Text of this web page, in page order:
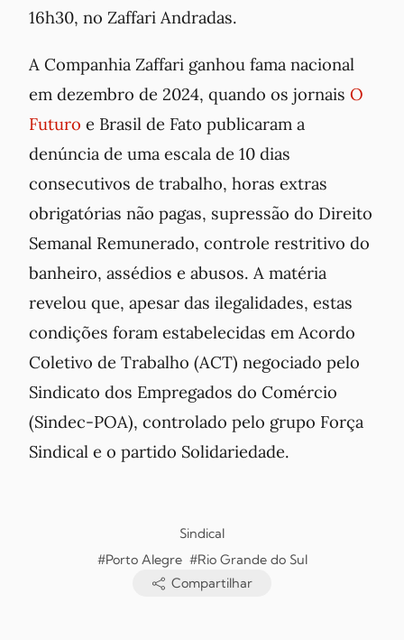
16h30, no Zaffari Andradas.
A Companhia Zaffari ganhou fama nacional
em dezembro de 2024, quando os jornais O
Futuro e Brasil de Fato publicaram a
denúncia de uma escala de 10 dias
consecutivos de trabalho, horas extras
obrigatórias não pagas, supressão do Direito
Semanal Remunerado, controle restritivo do
banheiro, assédios e abusos. A matéria
revelou que, apesar das ilegalidades, estas
condições foram estabelecidas em Acordo
Coletivo de Trabalho (ACT) negociado pelo
Sindicato dos Empregados do Comércio
(Sindec-POA), controlado pelo grupo Força
Sindical e o partido Solidariedade.
Sindical
#Porto Alegre #Rio Grande do Sul
Compartilhar